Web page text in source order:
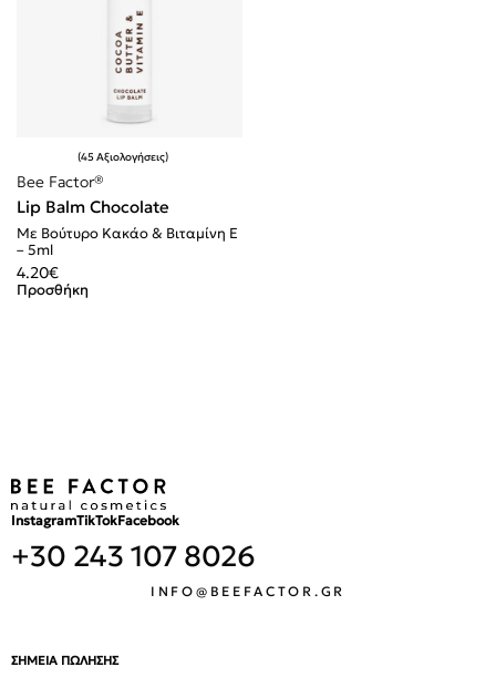
Βαθμολογήθηκε με
45 Αξιολογήσεις
Bee Factor®
Lip Balm Chocolate
Με Βούτυρο Κακάο & Βιταμίνη E
– 5ml
4.20€
Προσθήκη
InstagramTikTokFacebook
+30 243 107 8026
INFO@BEEFACTOR.GR
ΣΗΜΕΙΑ ΠΩΛΗΣΗΣ